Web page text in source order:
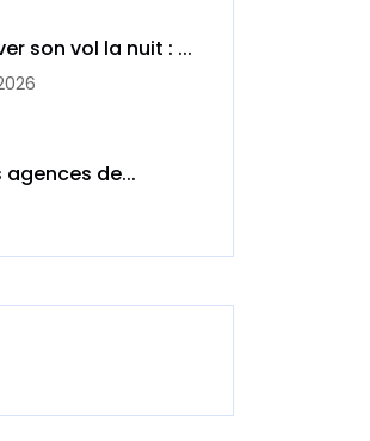
son vol la nuit : ...
agences de...